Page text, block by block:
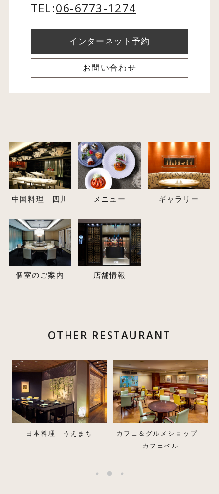
TEL:06-6773-1274
インターネット予約
お問い合わせ
中国料理 四川 メニュー ギャラリー
個室のご案内 店舗情報
OTHER RESTAURANT
カフェ＆グルメショップ
レストラン＆ラウンジ・バ
ー eu（ゆう）